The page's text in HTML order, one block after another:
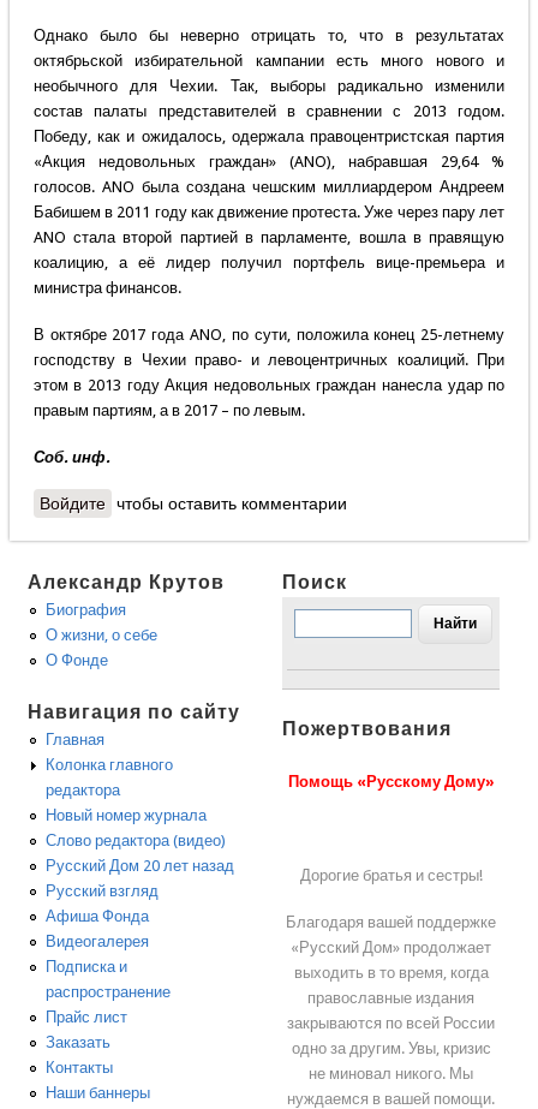
Однако было бы неверно отрицать то, что в результатах
октябрьской избирательной кампании есть много нового и
необычного для Чехии. Так, выборы радикально изменили
состав палаты представителей в сравнении с 2013 годом.
Победу, как и ожидалось, одержала правоцентристская партия
«Акция недовольных граждан» (ANO), набравшая 29,64 %
голосов. ANO была создана чешским миллиардером Андреем
Бабишем в 2011 году как движение протеста. Уже через пару лет
ANO стала второй партией в парламенте, вошла в правящую
коалицию, а её лидер получил портфель вице-премьера и
министра финансов.
В октябре 2017 года ANO, по сути, положила конец 25-летнему
господству в Чехии право- и левоцентричных коалиций. При
этом в 2013 году Акция недовольных граждан нанесла удар по
правым партиям, а в 2017 – по левым.
Соб. инф.
Войдите чтобы оставить комментарии
Александр Крутов
Биография
О жизни, о себе
О Фонде
Навигация по сайту
Главная
Колонка главного
редактора
Новый номер журнала
Слово редактора (видео)
Русский Дом 20 лет назад
Русский взгляд
Афиша Фонда
Видеогалерея
Подписка и
распространение
Прайс лист
Заказать
Контакты
Наши баннеры
Поиск
Пожертвования
Помощь «Русскому Дому»
Дорогие братья и сестры!
Благодаря вашей поддержке
«Русский Дом» продолжает
выходить в то время, когда
православные издания
закрываются по всей России
одно за другим. Увы, кризис
не миновал никого. Мы
нуждаемся в вашей помощи.